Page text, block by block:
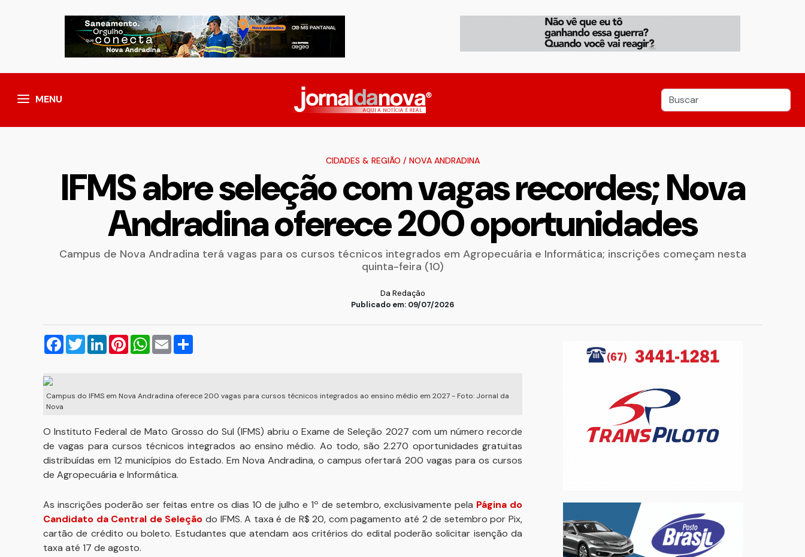
MENU
CIDADES & REGIÃO / NOVA ANDRADINA
IFMS abre seleção com vagas recordes; Nova
Andradina oferece 200 oportunidades
Campus de Nova Andradina terá vagas para os cursos técnicos integrados em Agropecuária e Informática; inscrições começam nesta
quinta-feira (10)
Da Redação
Publicado em: 09/07/2026
Facebook
TwitterLinkedInPinterestWhatsApp
Email
Campus do IFMS em Nova Andradina oferece 200 vagas para cursos técnicos integrados ao ensino médio em 2027 - Foto: Jornal da
Nova
O Instituto Federal de Mato Grosso do Sul (IFMS) abriu o Exame de Seleção 2027 com um número recorde
de vagas para cursos técnicos integrados ao ensino médio. Ao todo, são 2.270 oportunidades gratuitas
distribuídas em 12 municípios do Estado. Em Nova Andradina, o campus ofertará 200 vagas para os cursos
de Agropecuária e Informática.
As inscrições poderão ser feitas entre os dias 10 de julho e 1º de setembro, exclusivamente pela Página do
Candidato da Central de Seleção do IFMS. A taxa é de R$ 20, com pagamento até 2 de setembro por Pix,
cartão de crédito ou boleto. Estudantes que atendam aos critérios do edital poderão solicitar isenção da
taxa até 17 de agosto.